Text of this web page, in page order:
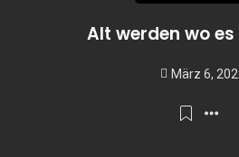
Alt werden wo
März 6,